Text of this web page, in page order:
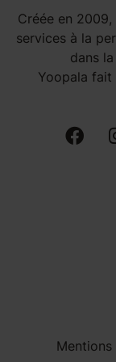
Créée en
services à la
dans
Yoopala fait